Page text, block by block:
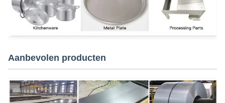
Aanbevolen producten